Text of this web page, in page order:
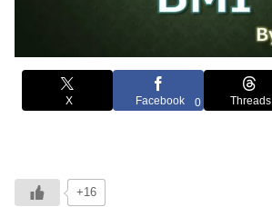
X Facebook 0 Threads
+16